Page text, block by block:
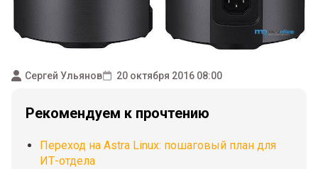
Сергей Ульянов 20 октября 2016 08:00
Рекомендуем к прочтению
Переход на Astra Linux: пошаговый план для
ИТ-отдела